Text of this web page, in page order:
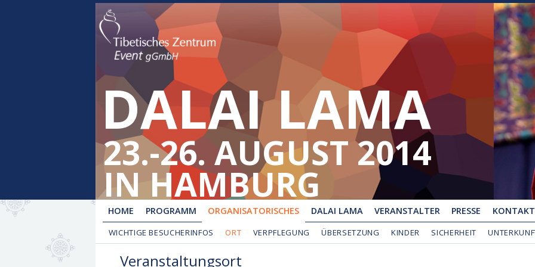
DALAI LAMA
23.-26. AUGUST 2014
IN HAMBURG
HOME PROGRAMM ORGANISATORISCHES
WICHTIGE BESUCHERINFOS ORT VERPFLEGUNG ÜBERSETZUNG KINDER SICHERHEIT
DALAI LAMA VERANSTALTER PRESSE KONTAKT
Veranstaltungsort